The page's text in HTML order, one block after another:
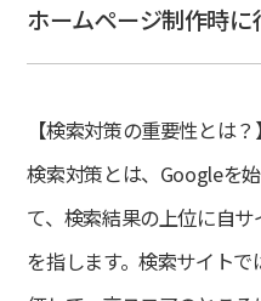
企業情報
制作会社の選び方
よくある質問
お問い合わせ
ホームページ制作時に
【検索対策の重要性とは？】
検索対策とは、Googleを
て、検索結果の上位に自
を指します。検索サイト